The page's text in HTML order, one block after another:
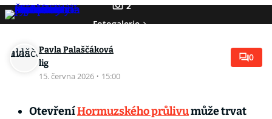
2
Fotogalerie
Pavla Palaščáková
lig
15. června 2026 · 15:00
0
OtevřeníHormuzského průlivumůže trvat